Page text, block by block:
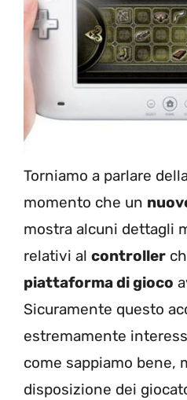
Torniamo a parlare
momento che un
mostra alcuni dettagli
relativi al controller
piattaforma di gioco
Sicuramente questo
estremamente
come sappiamo bene,
disposizione dei